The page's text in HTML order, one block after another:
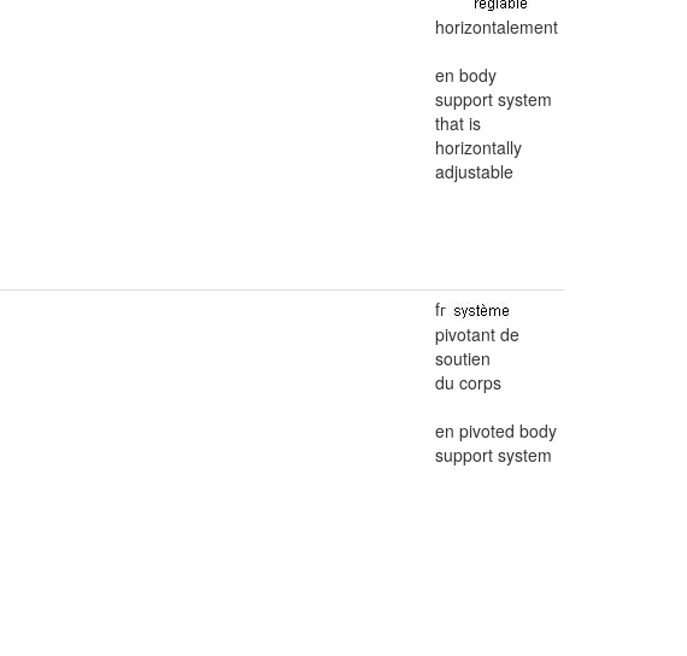
horizontalement
en body
support system
that is
horizontally
adjustable
fг
pivotant de
soutien
du corps
en pivoted body
support system